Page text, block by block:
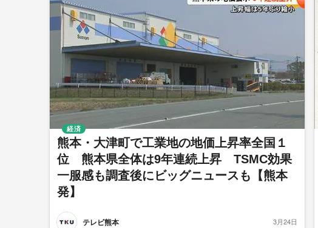
熊本・大津町で工業地の地価上昇率全国１
位 熊本県全体は9年連続上昇 TSMC効果
一服感も調査後にビッグニュースも【熊本
発】
テレビ熊本
経済
3月24日